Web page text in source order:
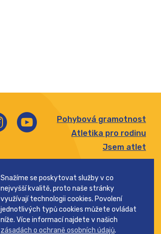
Pohybová gramotnost
Atletika pro rodinu
Jsem atlet
Pohár rozhlasu
Středoškolský pohár
Snažíme se poskytovat služby v co
nejvyšší kvalitě, proto naše stránky
využívají technologii cookies. Povolení
jednotlivých typů cookies můžete ovládat
níže. Více informací najdete v našich
zásadách o ochraně osobních údajů.